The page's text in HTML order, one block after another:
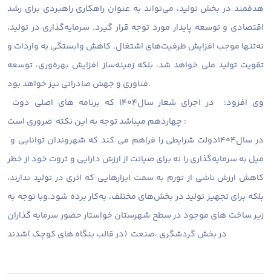
هدفمند در بخش تولید، می‌تواند به عنوان راهکاری راهبردی برای رشد
اقتصادی و توسعه پایدار مورد توجه قرار گیرد. سرمایه‌گذاری در تولید،
نه‌تنها موجب افزایش ظرفیت‌های اشتغال، کاهش وابستگی به واردات و
تقویت تولید ملی خواهد شد، بلکه زمینه‌ساز افزایش بهره‌وری، توسعه
فناوری و جهش صادراتی نیز خواهد بود.
چهاردهم میباشد توجه به این نکته ضروری است :
میل به سرمایه‌گذاری را نه برای صیانت از ارزش دارایی و ثروت خود از خطر
کاهش ارزش ناشی از تورم به سمت ابزارهایی که اثری در تولید ندارند،
بلکه برای تجهیز تولید در بخش‌های مختلف، به‌کار برده شود.وبا توجه به
زیر ساخت های موجود در سطح شهرستان خواستار حضور سرمایه گذاران
در بخش گردشگری ،صنعت (در قالب بنگاه های کوچک )شدند